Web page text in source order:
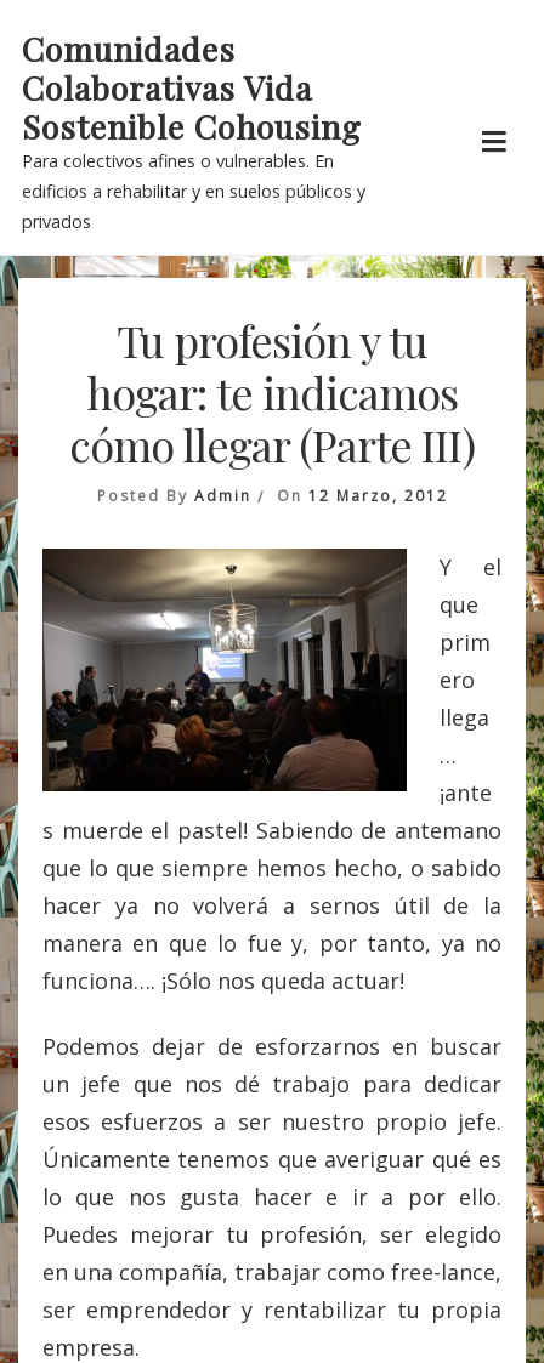
content
Comunidades
Colaborativas Vida
Sostenible Cohousing
Para colectivos afines o vulnerables. En
edificios a rehabilitar y en suelos públicos y
privados
Tu profesión y tu
hogar: te indicamos
cómo llegar (Parte III)
Posted By Admin On 12 Marzo, 2012
Y el
que
prim
ero
llega
…
¡ante
s muerde el pastel! Sabiendo de antemano
que lo que siempre hemos hecho, o sabido
hacer ya no volverá a sernos útil de la
manera en que lo fue y, por tanto, ya no
funciona…. ¡Sólo nos queda actuar!
Podemos dejar de esforzarnos en buscar
un jefe que nos dé trabajo para dedicar
esos esfuerzos a ser nuestro propio jefe.
Únicamente tenemos que averiguar qué es
lo que nos gusta hacer e ir a por ello.
Puedes mejorar tu profesión, ser elegido
en una compañía, trabajar como free-lance,
ser emprendedor y rentabilizar tu propia
empresa.